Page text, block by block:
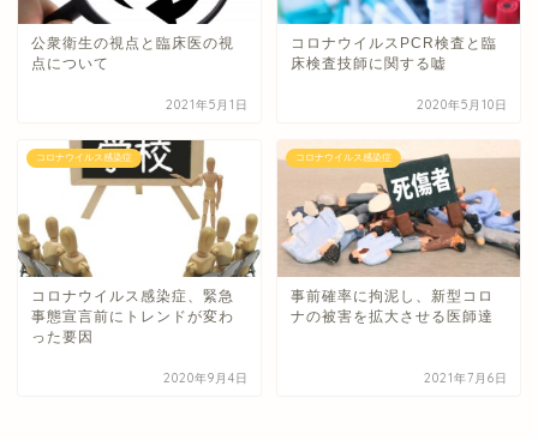
公衆衛生の視点と臨床医の視
点について
2021年5月1日
コロナウイルスPCR検査と臨
床検査技師に関する嘘
2020年5月10日
コロナウイルス感染症
コロナウイルス感染症、緊急
事態宣言前にトレンドが変わ
った要因
2020年9月4日
コロナウイルス感染症
事前確率に拘泥し、新型コロ
ナの被害を拡大させる医師達
2021年7月6日